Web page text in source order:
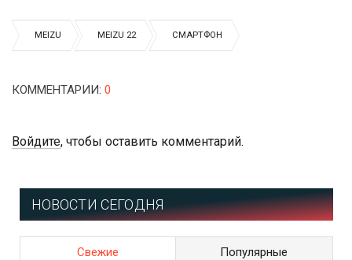
MEIZU MEIZU 22 СМАРТФОН
КОММЕНТАРИИ: 0
Войдите, чтобы оставить комментарий.
НОВОСТИ СЕГОДНЯ
Свежие Популярные